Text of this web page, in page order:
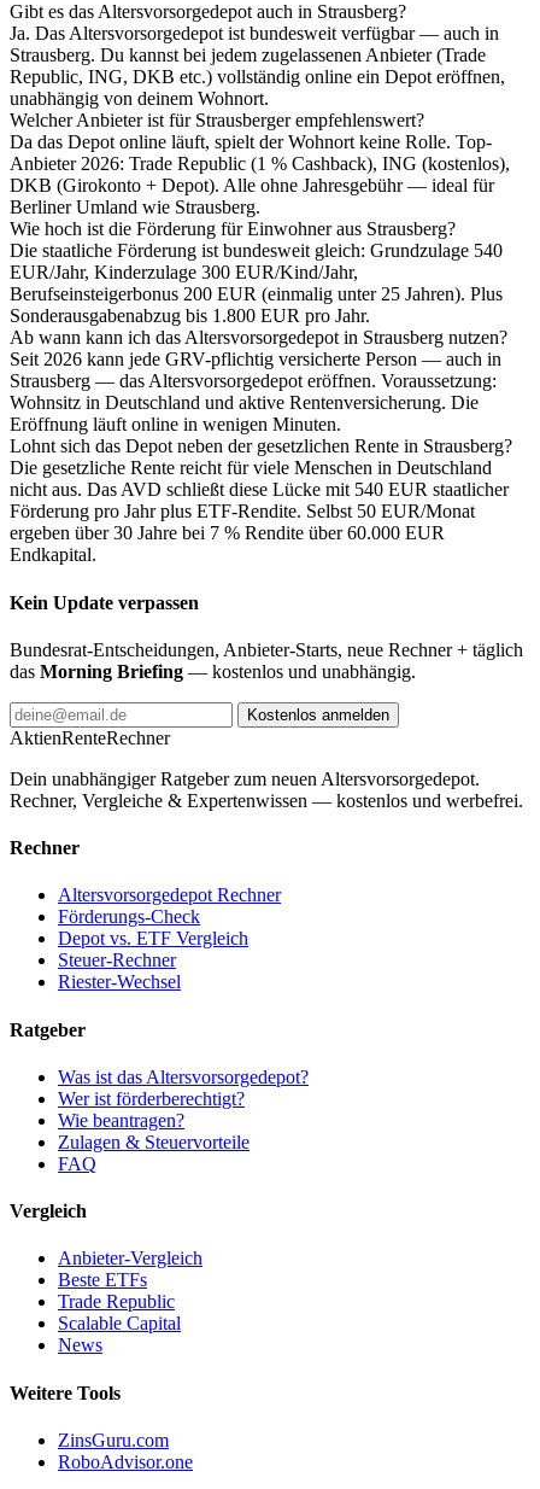
Gibt es das Altersvorsorgedepot auch in Strausberg?
Ja. Das Altersvorsorgedepot ist bundesweit verfügbar — auch in
Strausberg. Du kannst bei jedem zugelassenen Anbieter (Trade
Republic, ING, DKB etc.) vollständig online ein Depot eröffnen,
unabhängig von deinem Wohnort.
Welcher Anbieter ist für Strausberger empfehlenswert?
Da das Depot online läuft, spielt der Wohnort keine Rolle. Top-
Anbieter 2026: Trade Republic (1 % Cashback), ING (kostenlos),
DKB (Girokonto + Depot). Alle ohne Jahresgebühr — ideal für
Berliner Umland wie Strausberg.
Wie hoch ist die Förderung für Einwohner aus Strausberg?
Die staatliche Förderung ist bundesweit gleich: Grundzulage 540
EUR/Jahr, Kinderzulage 300 EUR/Kind/Jahr,
Berufseinsteigerbonus 200 EUR (einmalig unter 25 Jahren). Plus
Sonderausgabenabzug bis 1.800 EUR pro Jahr.
Ab wann kann ich das Altersvorsorgedepot in Strausberg nutzen?
Seit 2026 kann jede GRV-pflichtig versicherte Person — auch in
Strausberg — das Altersvorsorgedepot eröffnen. Voraussetzung:
Wohnsitz in Deutschland und aktive Rentenversicherung. Die
Eröffnung läuft online in wenigen Minuten.
Lohnt sich das Depot neben der gesetzlichen Rente in Strausberg?
Die gesetzliche Rente reicht für viele Menschen in Deutschland
nicht aus. Das AVD schließt diese Lücke mit 540 EUR staatlicher
Förderung pro Jahr plus ETF-Rendite. Selbst 50 EUR/Monat
ergeben über 30 Jahre bei 7 % Rendite über 60.000 EUR
Endkapital.
Kein Update verpassen
Bundesrat-Entscheidungen, Anbieter-Starts, neue Rechner + täglich
das Morning Briefing — kostenlos und unabhängig.
Kostenlos anmelden
AktienRenteRechner
Dein unabhängiger Ratgeber zum neuen Altersvorsorgedepot.
Rechner, Vergleiche & Expertenwissen — kostenlos und werbefrei.
Rechner
Altersvorsorgedepot Rechner
Förderungs-Check
Depot vs. ETF Vergleich
Steuer-Rechner
Riester-Wechsel
Ratgeber
Was ist das Altersvorsorgedepot?
Wer ist förderberechtigt?
Wie beantragen?
Zulagen & Steuervorteile
FAQ
Vergleich
Anbieter-Vergleich
Beste ETFs
Trade Republic
Scalable Capital
News
Weitere Tools
ZinsGuru.com
RoboAdvisor.one